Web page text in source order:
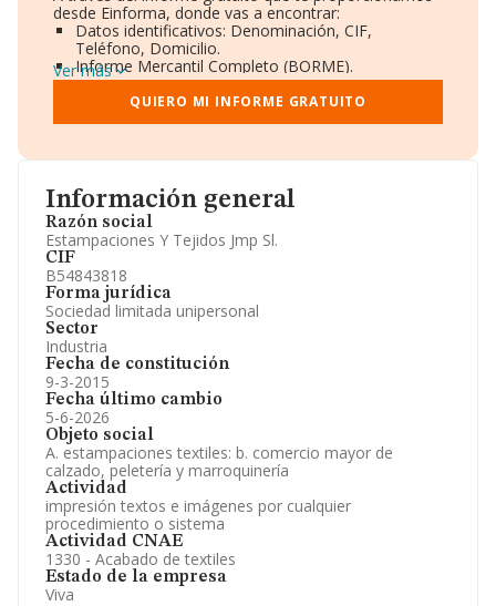
Información general
Razón social
Estampaciones Y Tejidos Jmp Sl.
CIF
B54843818
Forma jurídica
Sociedad limitada unipersonal
Sector
Industria
Fecha de constitución
9-3-2015
Fecha último cambio
5-6-2026
Objeto social
A. estampaciones textiles: b. comercio mayor de
calzado, peletería y marroquinería
Actividad
impresión textos e imágenes por cualquier
procedimiento o sistema
Actividad CNAE
1330 - Acabado de textiles
Estado de la empresa
Viva
desde Einforma, donde vas a encontrar:
Datos identificativos: Denominación, CIF,
Teléfono, Domicilio.
Informe Mercantil Completo (BORME).
Gráficos de Evolución Ventas y Empleados.
Consejo de Administración y Administradores.
Directivos y Ejecutivos.
Información oficial y registral complementaria.
Ver más
QUIERO MI INFORME GRATUITO